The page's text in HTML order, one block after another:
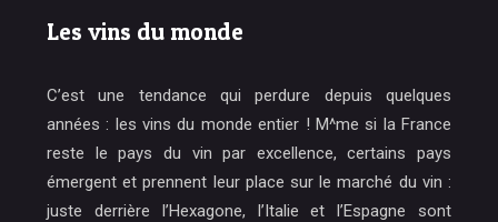
Les vins du monde
C’est une tendance qui perdure depuis quelques
années : les vins du monde entier ! M^me si la France
reste le pays du vin par excellence, certains pays
émergent et prennent leur place sur le marché du vin :
juste derrière l’Hexagone, l’Italie et l’Espagne sont